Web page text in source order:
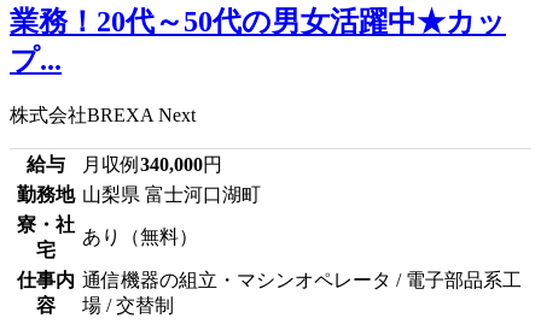
業務！20代～50代の男女活躍中★カッ
プ...
株式会社BREXA Next
給与 月収例 340,000円
勤務地 山梨県 富士河口湖町
寮・社
宅
あり（無料）
仕事内
容
通信機器の組立・マシンオペレータ / 電子部品系工
場 / 交替制